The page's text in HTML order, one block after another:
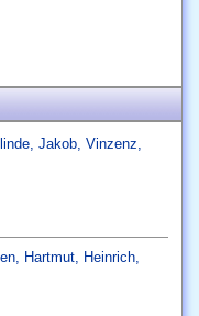
, Jakob, Vinzenz
, Hartmut, Heinrich,